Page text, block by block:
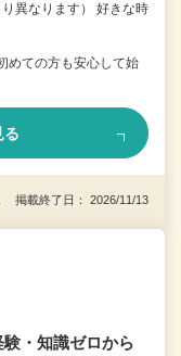
異なります） 好きな時
ての方も安心して始
る
掲載終了日： 2026/11/13
験・知識ゼロから